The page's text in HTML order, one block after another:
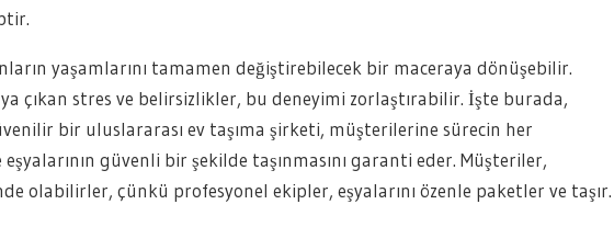
yaşamlarını tamamen değiştirebilecek bir maceraya dönüşebilir.
çıkan stres ve belirsizlikler, bu deneyimi zorlaştırabilir. İşte burada,
bir uluslararası ev taşıma şirketi, müşterilerine sürecin her
güvenli bir şekilde taşınmasını garanti eder. Müşteriler,
olabilirler, çünkü profesyonel ekipler, eşyalarını özenle paketler ve taşır.